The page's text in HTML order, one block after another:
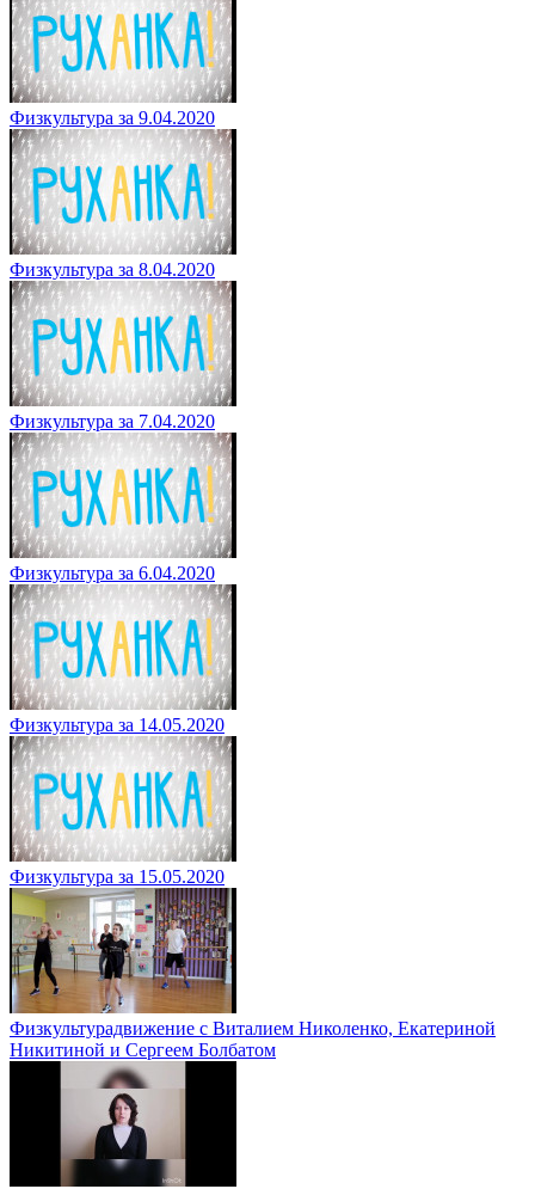
Физкультура за 9.04.2020
Физкультура за 8.04.2020
Физкультура за 7.04.2020
Физкультура за 6.04.2020
Физкультура за 14.05.2020
Физкультура за 15.05.2020
Физкультурадвижение с Виталием Николенко, Екатериной
Никитиной и Сергеем Болбатом